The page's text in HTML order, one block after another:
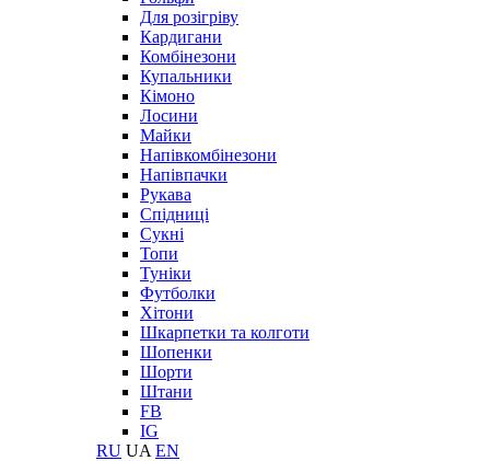
Для розігріву
Кардигани
Комбінезони
Купальники
Кімоно
Лосини
Майки
Напівкомбінезони
Напівпачки
Рукава
Спідниці
Сукні
Топи
Туніки
Футболки
Хітони
Шкарпетки та колготи
Шопенки
Шорти
Штани
FB
IG
RU UA EN